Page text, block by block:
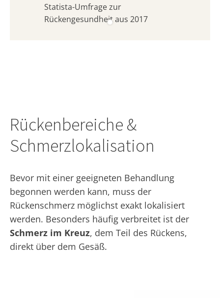
Statista-Umfrage zur
Rückengesundheit aus 2017
Rückenbereiche &
Schmerzlokalisation
Bevor mit einer geeigneten Behandlung
begonnen werden kann, muss der
Rückenschmerz möglichst exakt lokalisiert
werden. Besonders häufig verbreitet ist der
Schmerz im Kreuz, dem Teil des Rückens,
direkt über dem Gesäß.